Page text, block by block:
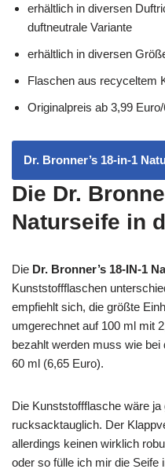
erhältlich in diversen
duftneutrale Variante
erhältlich in diversen
Flaschen aus recyceltem
Originalpreis ab 3,99
Dr. Bronner’s 18-in-1
Die Dr.
Naturseife in
Die Dr. Bronner’s 18-IN-1
Kunststoffflaschen
empfiehlt sich, die größte
umgerechnet auf 100 ml mit
bezahlt werden muss wie
60 ml (6,65 Euro).
Die Kunststoffflasche wäre
rucksacktauglich. Der
allerdings keinen wirklich
oder so fülle ich mir die Seife